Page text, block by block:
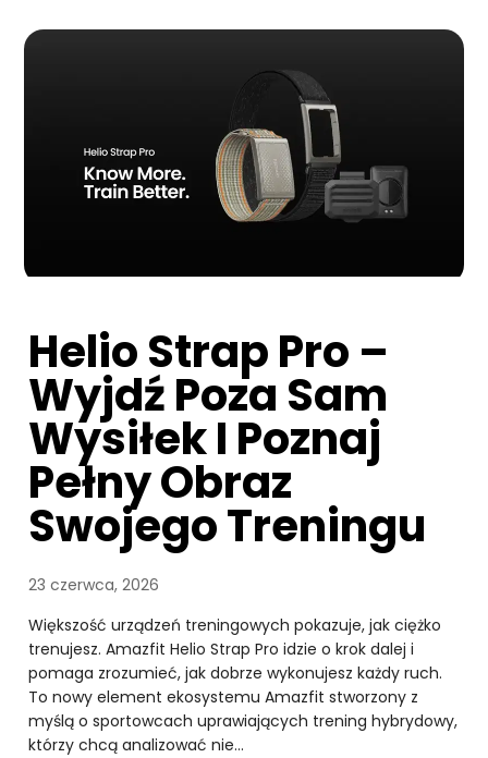
Helio Strap Pro –
Wyjdź Poza Sam
Wysiłek I Poznaj
Pełny Obraz
Swojego Treningu
23 czerwca, 2026
Większość urządzeń treningowych pokazuje, jak ciężko
trenujesz. Amazfit Helio Strap Pro idzie o krok dalej i
pomaga zrozumieć, jak dobrze wykonujesz każdy ruch.
To nowy element ekosystemu Amazfit stworzony z
myślą o sportowcach uprawiających trening hybrydowy,
którzy chcą analizować nie…